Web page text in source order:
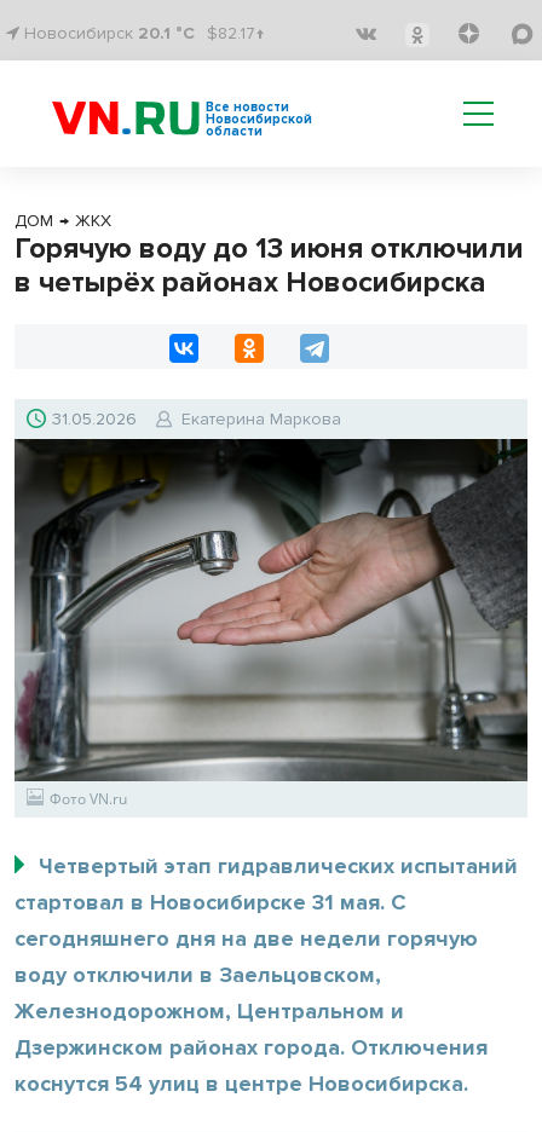
Новосибирск 20.1 °C $82.17↑
Все новости
Новосибирской
области
ДОМ → ЖКХ
Горячую воду до 13 июня отключили
в четырёх районах Новосибирска
31.05.2026 Екатерина Маркова
Фото VN.ru
Четвертый этап гидравлических испытаний
стартовал в Новосибирске 31 мая. С
сегодняшнего дня на две недели горячую
воду отключили в Заельцовском,
Железнодорожном, Центральном и
Дзержинском районах города. Отключения
коснутся 54 улиц в центре Новосибирска.